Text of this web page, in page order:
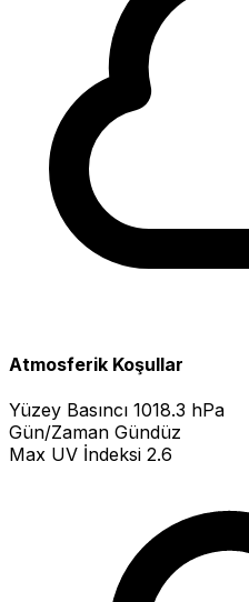
Atmosferik Koşullar
Yüzey Basıncı 1018.3 hPa
Gün/Zaman Gündüz
Max UV İndeksi 2.6